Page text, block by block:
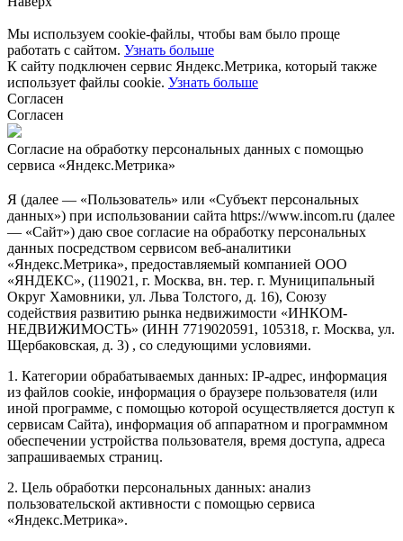
Мы используем cookie-файлы, чтобы вам было проще
работать с сайтом. Узнать больше
К сайту подключен сервис Яндекс.Метрика, который также
использует файлы cookie. Узнать больше
Согласен
Согласен
Согласие на обработку персональных данных с помощью
сервиса «Яндекс.Метрика»
Я (далее — «Пользователь» или «Субъект персональных
данных») при использовании сайта https://www.incom.ru (далее
— «Сайт») даю свое согласие на обработку персональных
данных посредством сервисом веб-аналитики
«Яндекс.Метрика», предоставляемый компанией ООО
«ЯНДЕКС», (119021, г. Москва, вн. тер. г. Муниципальный
Округ Хамовники, ул. Льва Толстого, д. 16), Союзу
содействия развитию рынка недвижимости «ИНКОМ-
НЕДВИЖИМОСТЬ» (ИНН 7719020591, 105318, г. Москва, ул.
Щербаковская, д. 3) , со следующими условиями.
1. Категории обрабатываемых данных: IP-адрес, информация
из файлов cookie, информация о браузере пользователя (или
иной программе, с помощью которой осуществляется доступ к
сервисам Сайта), информация об аппаратном и программном
обеспечении устройства пользователя, время доступа, адреса
запрашиваемых страниц.
2. Цель обработки персональных данных: анализ
пользовательской активности с помощью сервиса
«Яндекс.Метрика».